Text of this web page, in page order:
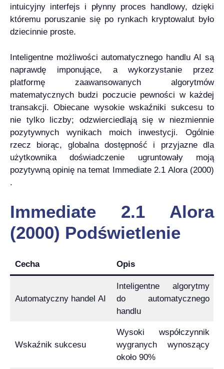
intuicyjny interfejs i płynny proces handlowy, dzięki
któremu poruszanie się po rynkach kryptowalut było
dziecinnie proste.
Inteligentne możliwości automatycznego handlu AI są
naprawdę imponujące, a wykorzystanie przez
platformę zaawansowanych algorytmów
matematycznych budzi poczucie pewności w każdej
transakcji. Obiecane wysokie wskaźniki sukcesu to
nie tylko liczby; odzwierciedlają się w niezmiennie
pozytywnych wynikach moich inwestycji. Ogólnie
rzecz biorąc, globalna dostępność i przyjazne dla
użytkownika doświadczenie ugruntowały moją
pozytywną opinię na temat Immediate 2.1 Alora (2000)
.
Immediate 2.1 Alora
(2000) Podświetlenie
Cecha Opis
Automatyczny handel AI
Inteligentne algorytmy
do automatycznego
handlu
Wskaźnik sukcesu
Wysoki współczynnik
wygranych wynoszący
około 90%